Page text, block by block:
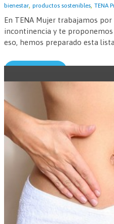
bienestar, productos sostenibles, TENA
En TENA Mujer trabajamos
incontinencia y te
eso, hemos preparado esta